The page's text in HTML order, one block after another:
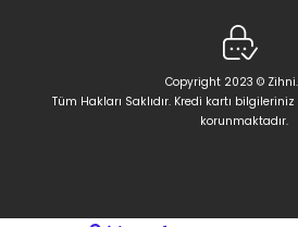
Copyright 2023 ©
Tüm Hakları Saklıdır. Kredi kartı
korunmaktadır.